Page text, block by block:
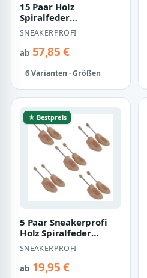
15 Paar Holz
Spiralfeder
Schuhspanner AUS
Echtholz von Gr. 36-48
Herre…
SNEAKERPROFI
ab57,85 €
6 Varianten · Größen
★ Bestpreis
5 Paar Sneakerprofi
Holz Spiralfeder
Schuhspanner AUS
HOCHWERTIGEM
HOL…
SNEAKERPROFI
ab19,95 €